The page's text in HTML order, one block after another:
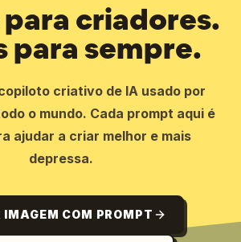
criadores.
para sempre.
criativo de IA usado por
o mundo. Cada prompt aqui é
ajudar a criar melhor e mais
depressa.
IMAGEM COM PROMPT